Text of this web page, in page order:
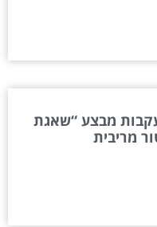
מבצע “שאגת
מריבית